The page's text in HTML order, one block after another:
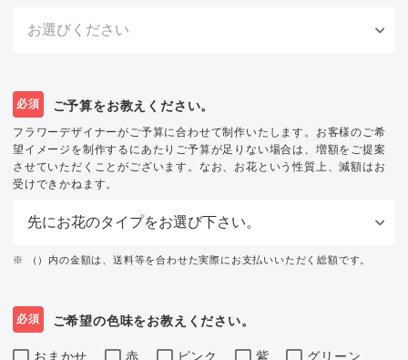
必須 ご予算をお教えください。
フラワーデザイナーがご予算に合わせて制作いたします。お客様のご希
望イメージを制作するにあたりご予算が足りない場合は、増額をご提案
させていただくことがございます。なお、お花という性質上、減額はお
受けできかねます。
※ （）内の金額は、送料等を合わせた実際にお支払いいただく総額です。
必須 ご希望の色味をお教えください。
おまかせ 赤 ピンク 紫 グリーン